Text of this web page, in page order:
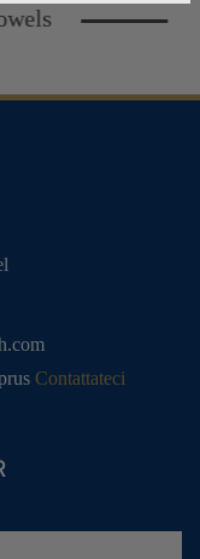
Contattateci